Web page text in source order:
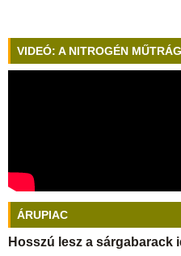
VIDEÓ: A NITROGÉN
ÁRUPIAC
Hosszú lesz a sárgabarack